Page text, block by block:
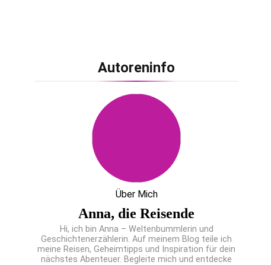
Autoreninfo
Über Mich
Anna, die Reisende
Hi, ich bin Anna – Weltenbummlerin und
Geschichtenerzählerin. Auf meinem Blog teile ich
meine Reisen, Geheimtipps und Inspiration für dein
nächstes Abenteuer. Begleite mich und entdecke